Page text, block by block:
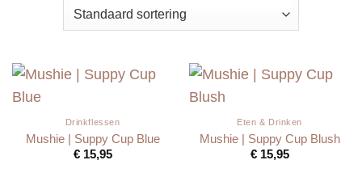
Drinkflessen
Mushie | Suppy Cup Blue
€15,95
Eten & Drinken
Mushie | Suppy Cup Blush
€15,95